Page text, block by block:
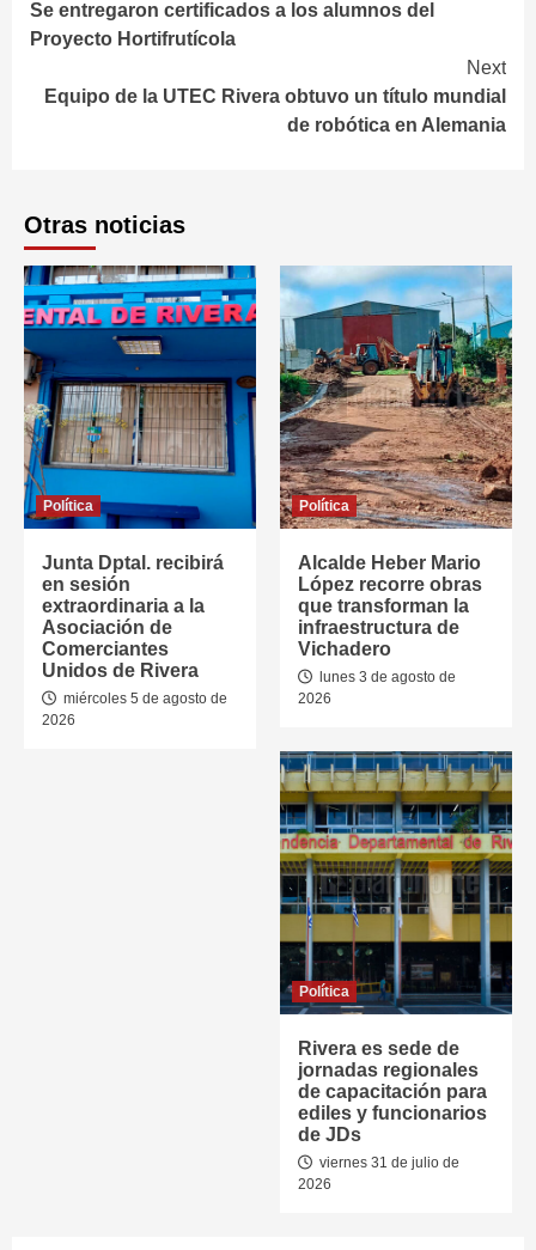
Reading
Se entregaron certificados a los alumnos del
Proyecto Hortifrutícola
Next
Equipo de la UTEC Rivera obtuvo un título mundial
de robótica en Alemania
Otras noticias
Política
Junta Dptal. recibirá
en sesión
extraordinaria a la
Asociación de
Comerciantes
Unidos de Rivera
miércoles 5 de agosto de
2026
Política
Alcalde Heber Mario
López recorre obras
que transforman la
infraestructura de
Vichadero
lunes 3 de agosto de
2026
Política
Rivera es sede de
jornadas regionales
de capacitación para
ediles y funcionarios
de JDs
viernes 31 de julio de
2026